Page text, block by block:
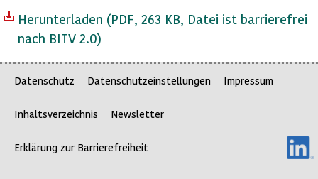
Herunterladen (PDF, 263 KB, Datei ist barrierefrei
nach BITV 2.0)
Datenschutz Datenschutzeinstellungen Impressum
Inhaltsverzeichnis Newsletter
Erklärung zur Barrierefreiheit